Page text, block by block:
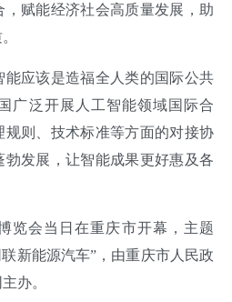
赋能经济社会高质量发展，助
应该是造福全人类的国际公共
广泛开展人工智能领域国际合
则、技术标准等方面的对接协
发展，让智能成果更好惠及各
会当日在重庆市开幕，主题
新能源汽车”，由重庆市人民政
办。